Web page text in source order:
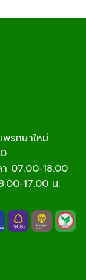
รกษาใหม่
า 07.00-18.00
17.00 น.